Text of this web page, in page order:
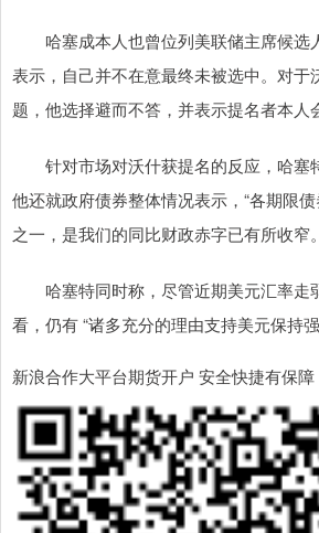
哈塞成本人也曾位列美联储主席候选
表示，自己并不在意最终未被选中。对于
题，他选择避而不答，并表示提名者本人
针对市场对沃什获提名的反应，哈塞
他还就政府债券整体情况表示，“各期限
之一，是我们的同比财政赤字已有所收窄
哈塞特同时称，尽管近期美元汇率走
看，仍有 “诸多充分的理由支持美元保持强
新浪合作大平台期货开户 安全快捷有保障